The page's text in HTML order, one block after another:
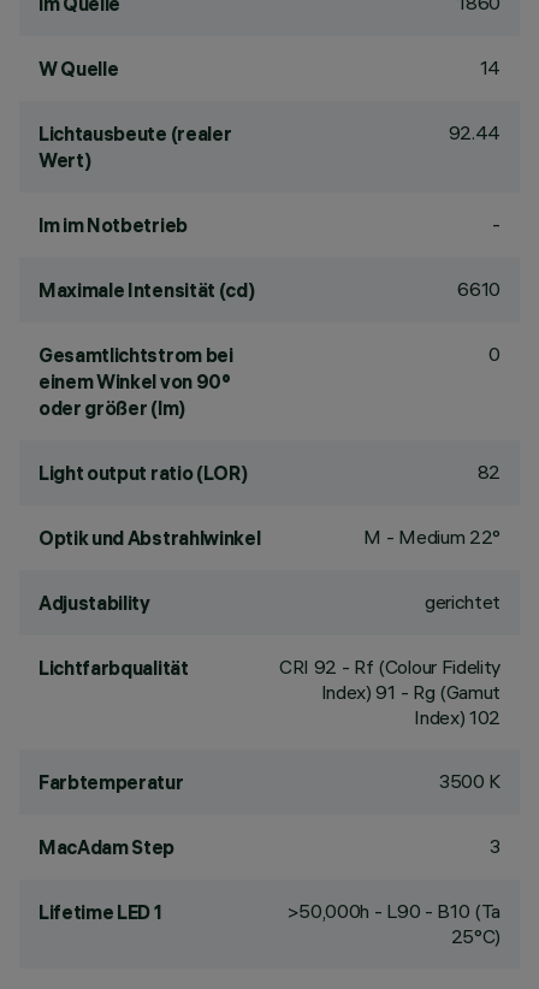
W Quelle 14
Lichtausbeute (realer
Wert)
92.44
lm im Notbetrieb -
Maximale Intensität (cd) 6610
Gesamtlichtstrom bei
einem Winkel von 90°
oder größer (lm)
0
Light output ratio (LOR) 82
Optik und Abstrahlwinkel M - Medium 22°
Adjustability gerichtet
Lichtfarbqualität CRI 92 - Rf (Colour Fidelity
Index) 91 - Rg (Gamut
Index) 102
Farbtemperatur 3500 K
MacAdam Step 3
Lifetime LED 1
>50,000h - L90 - B10 (Ta
25°C)